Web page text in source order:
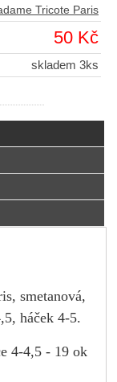
Tricote Paris
50 Kč
skladem 3ks
smetanová,
háček 4-5.
4-4,5 - 19 ok